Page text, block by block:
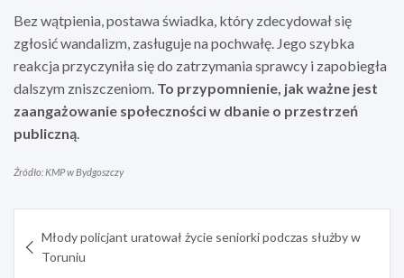
Bez wątpienia, postawa świadka, który zdecydował się
zgłosić wandalizm, zasługuje na pochwałę. Jego szybka
reakcja przyczyniła się do zatrzymania sprawcy i zapobiegła
dalszym zniszczeniom. To przypomnienie, jak ważne jest
zaangażowanie społeczności w dbanie o przestrzeń
publiczną
Źródło: KMP w Bydgoszczy
wpisu
Młody policjant uratował życie seniorki podczas służby w
Toruniu